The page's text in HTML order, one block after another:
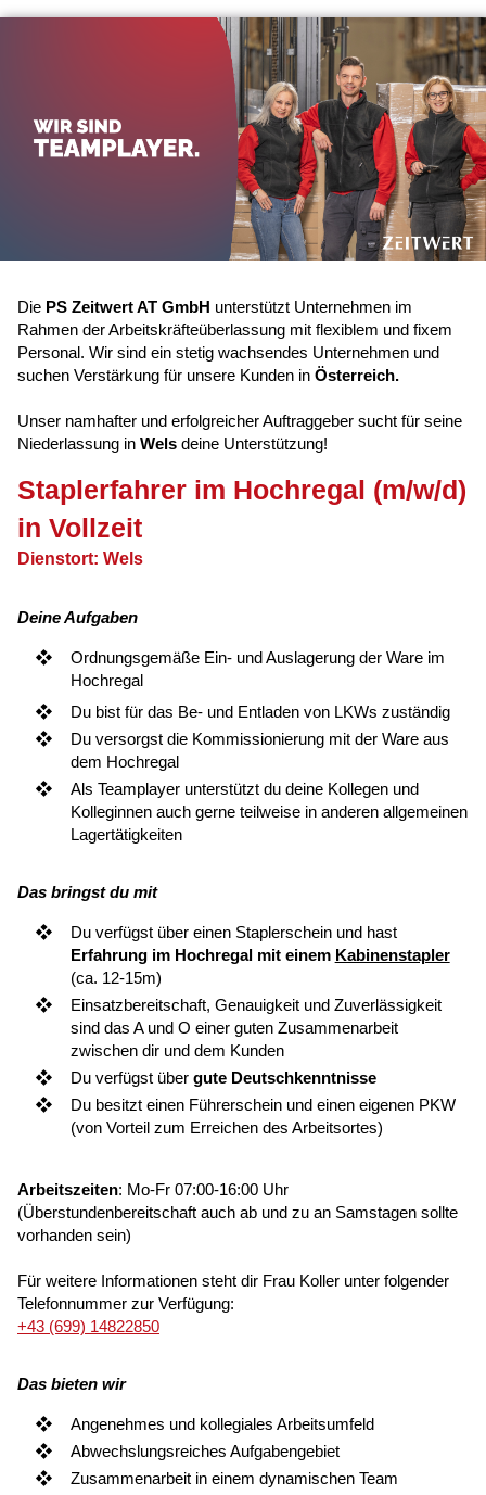
Die PS Zeitwert AT GmbH unterstützt Unternehmen im
Rahmen der Arbeitskräfteüberlassung mit flexiblem und fixem
Personal. Wir sind ein stetig wachsendes Unternehmen und
suchen Verstärkung für unsere Kunden in Österreich.
Unser namhafter und erfolgreicher Auftraggeber sucht für seine
Niederlassung in Wels deine Unterstützung!
Staplerfahrer im Hochregal (m/w/d)
in Vollzeit
Dienstort: Wels
Deine Aufgaben
Ordnungsgemäße Ein- und Auslagerung der Ware im
Hochregal
Du bist für das Be- und Entladen von LKWs zuständig
Du versorgst die Kommissionierung mit der Ware aus
dem Hochregal
Als Teamplayer unterstützt du deine Kollegen und
Kolleginnen auch gerne teilweise in anderen allgemeinen
Lagertätigkeiten
Das bringst du mit
Du verfügst über einen Staplerschein und hast
Erfahrung im Hochregal mit einem Kabinenstapler
(ca. 12-15m)
Einsatzbereitschaft, Genauigkeit und Zuverlässigkeit
sind das A und O einer guten Zusammenarbeit
zwischen dir und dem Kunden
Du verfügst über gute Deutschkenntnisse
Du besitzt einen Führerschein und einen eigenen PKW
(von Vorteil zum Erreichen des Arbeitsortes)
Arbeitszeiten: Mo-Fr 07:00-16:00 Uhr
(Überstundenbereitschaft auch ab und zu an Samstagen sollte
vorhanden sein)
Für weitere Informationen steht dir Frau Koller unter folgender
Telefonnummer zur Verfügung:
+43 (699) 14822850
Das bieten wir
Angenehmes und kollegiales Arbeitsumfeld
Abwechslungsreiches Aufgabengebiet
Zusammenarbeit in einem dynamischen Team